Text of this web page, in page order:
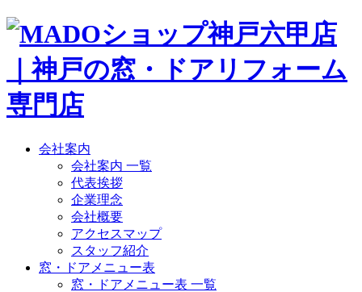
会社案内
会社案内 一覧
代表挨拶
企業理念
会社概要
アクセスマップ
スタッフ紹介
窓・ドアメニュー表
窓・ドアメニュー表 一覧